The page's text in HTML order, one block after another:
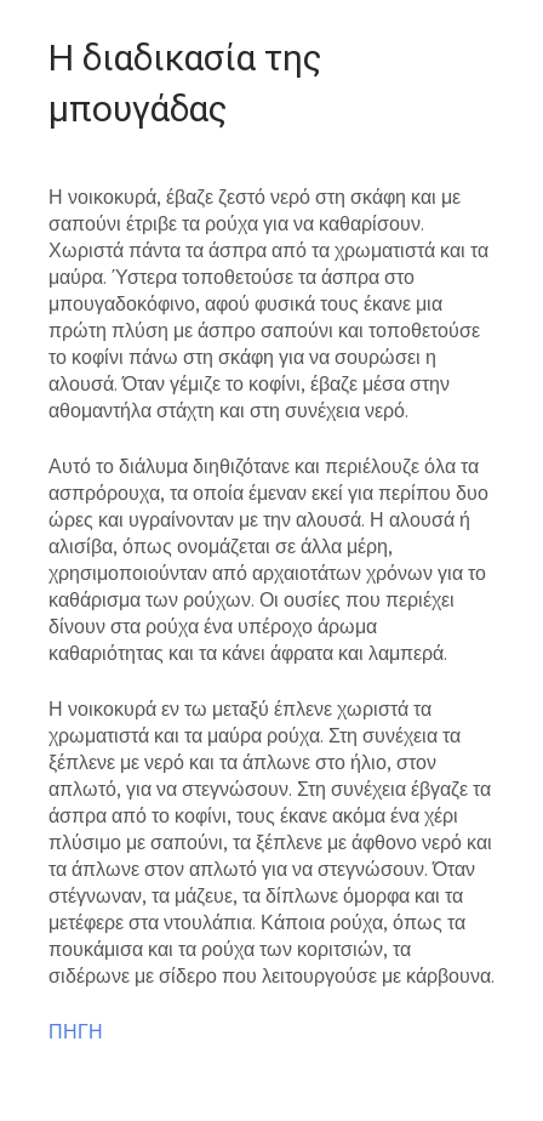
Η διαδικασία της
μπουγάδας
Η νοικοκυρά, έβαζε ζεστό νερό στη σκάφη και με
σαπούνι έτριβε τα ρούχα για να καθαρίσουν.
Χωριστά πάντα τα άσπρα από τα χρωματιστά και τα
μαύρα. Ύστερα τοποθετούσε τα άσπρα στο
μπουγαδοκόφινο, αφού φυσικά τους έκανε μια
πρώτη πλύση με άσπρο σαπούνι και τοποθετούσε
το κοφίνι πάνω στη σκάφη για να σουρώσει η
αλουσά. Όταν γέμιζε το κοφίνι, έβαζε μέσα στην
αθομαντήλα στάχτη και στη συνέχεια νερό.
Αυτό το διάλυμα διηθιζότανε και περιέλουζε όλα τα
ασπρόρουχα, τα οποία έμεναν εκεί για περίπου δυο
ώρες και υγραίνονταν με την αλουσά. Η αλουσά ή
αλισίβα, όπως ονομάζεται σε άλλα μέρη,
χρησιμοποιούνταν από αρχαιοτάτων χρόνων για το
καθάρισμα των ρούχων. Οι ουσίες που περιέχει
δίνουν στα ρούχα ένα υπέροχο άρωμα
καθαριότητας και τα κάνει άφρατα και λαμπερά.
Η νοικοκυρά εν τω μεταξύ έπλενε χωριστά τα
χρωματιστά και τα μαύρα ρούχα. Στη συνέχεια τα
ξέπλενε με νερό και τα άπλωνε στο ήλιο, στον
απλωτό, για να στεγνώσουν. Στη συνέχεια έβγαζε τα
άσπρα από το κοφίνι, τους έκανε ακόμα ένα χέρι
πλύσιμο με σαπούνι, τα ξέπλενε με άφθονο νερό και
τα άπλωνε στον απλωτό για να στεγνώσουν. Όταν
στέγνωναν, τα μάζευε, τα δίπλωνε όμορφα και τα
μετέφερε στα ντουλάπια. Κάποια ρούχα, όπως τα
πουκάμισα και τα ρούχα των κοριτσιών, τα
σιδέρωνε με σίδερο που λειτουργούσε με κάρβουνα.
ΠΗΓΗ